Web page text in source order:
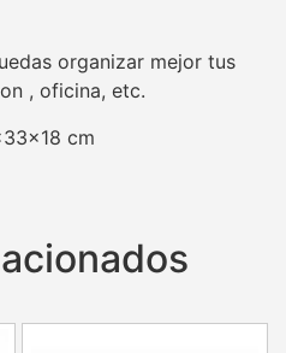
organizar mejor tus
, oficina, etc.
cm